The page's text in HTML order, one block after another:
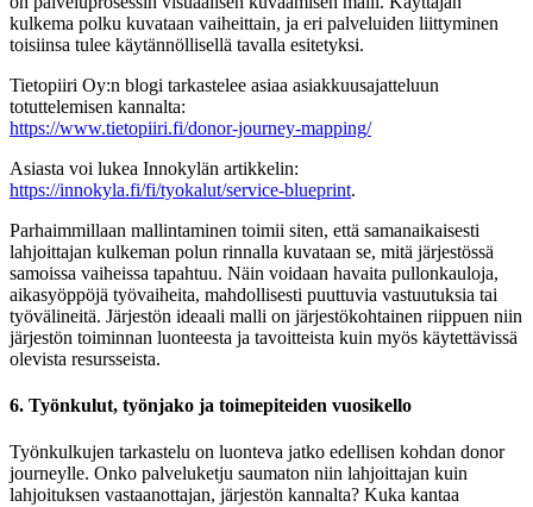
kulkema polku kuvataan vaiheittain, ja eri palveluiden liittyminen
toisiinsa tulee käytännöllisellä tavalla esitetyksi.
Tietopiiri Oy:n blogi tarkastelee asiaa asiakkuusajatteluun
totuttelemisen kannalta:
https://www.tietopiiri.fi/donor-journey-mapping/
Asiasta voi lukea Innokylän artikkelin:
https://innokyla.fi/fi/tyokalut/service-blueprint.
Parhaimmillaan mallintaminen toimii siten, että samanaikaisesti
lahjoittajan kulkeman polun rinnalla kuvataan se, mitä järjestössä
samoissa vaiheissa tapahtuu. Näin voidaan havaita pullonkauloja,
aikasyöppöjä työvaiheita, mahdollisesti puuttuvia vastuutuksia tai
työvälineitä. Järjestön ideaali malli on järjestökohtainen riippuen niin
järjestön toiminnan luonteesta ja tavoitteista kuin myös käytettävissä
olevista resursseista.
6. Työnkulut, työnjako ja toimepiteiden vuosikello
Työnkulkujen tarkastelu on luonteva jatko edellisen kohdan donor
journeylle. Onko palveluketju saumaton niin lahjoittajan kuin
lahjoituksen vastaanottajan, järjestön kannalta? Kuka kantaa